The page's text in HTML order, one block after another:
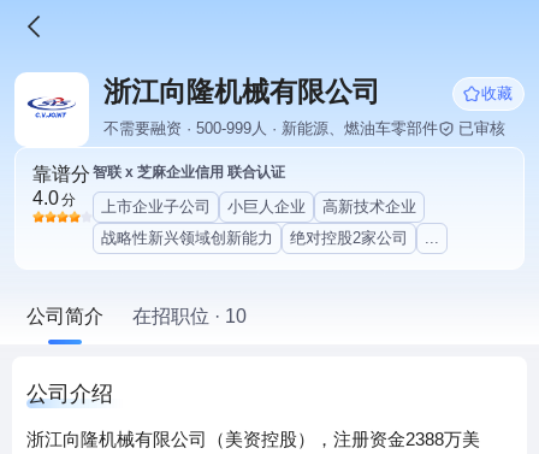
浙江向隆机械有限公司
收藏
不需要融资 · 500-999人 · 新能源、燃油车零部件
已审核
靠谱分
4.0分
智联 x 芝麻企业信用 联合认证
上市企业子公司 小巨人企业
高新技术企业
战略性新兴领域创新能力
绝对控股2家公司 ...
公司简介 在招职位 · 10
公司介绍
浙江向隆机械有限公司（美资控股），注册资金2388万美